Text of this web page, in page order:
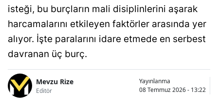
isteği, bu burçların mali disiplinlerini aşarak
harcamalarını etkileyen faktörler arasında yer
alıyor. İşte paralarını idare etmede en serbest
davranan üç burç.
Mevzu Rize
Editör
Yayınlanma
08 Temmuz 2026 - 13:22